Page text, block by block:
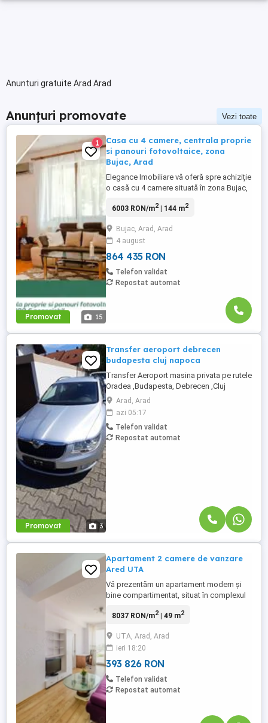
Anunturi gratuite Arad Arad
Anunțuri promovate Vezi toate
Promovat 15
1
Casa cu 4 camere, centrala proprie
si panouri fotovoltaice, zona
Bujac, Arad
Elegance Imobiliare vă oferă spre achiziție
o casă cu 4 camere situată în zona Bujac,
avelopată la exterior cu ampora de 10 cm,
P+M și este parțial mobilată și utilată.
Suprafața totală construită este de 210
mp, din care ...
6003 RON/m2| 144 m2
Bujac, Arad, Arad
4 august
864 435 RON
Telefon validat
Repostat automat
Promovat 3
Transfer aeroport debrecen
budapesta cluj napoca
Transfer Aeroport masina privata pe rutele
Oradea ,Budapesta, Debrecen ,Cluj
Napoca, Târgu Mureș, Arad, Timișoara,
Satu Mare, Sibiu,Brasov Tur sau Retur. Pret
140euro toată masina . Rel. La Nr Tel.
ZERO SAPTE PARTU DOI ZERO OPT
PATRU PAT
Arad, Arad
azi 05:17
Telefon validat
Repostat automat
Apartament 2 camere de vanzare
Ared UTA
Vă prezentăm un apartament modern și
bine compartimentat, situat în complexul
într-o zonă apreciată pentru accesul rapid
transport și puncte de interes ale orașului.
Apartamentul se vinde complet mobilat și
utilat, fiind ...
8037 RON/m2| 49 m2
UTA, Arad, Arad
ieri 18:20
393 826 RON
Telefon validat
Repostat automat